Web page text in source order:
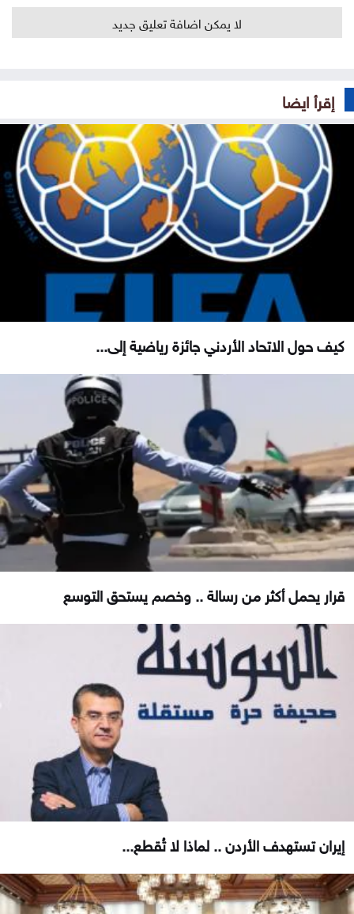
لا يمكن اضافة تعليق جديد
إقرأ ايضا
كيف حول الاتحاد الأردني جائزة رياضية إلى...
قرار يحمل أكثر من رسالة .. وخصم يستحق التوسع
إيران تستهدف الأردن .. لماذا لا تُقطع...